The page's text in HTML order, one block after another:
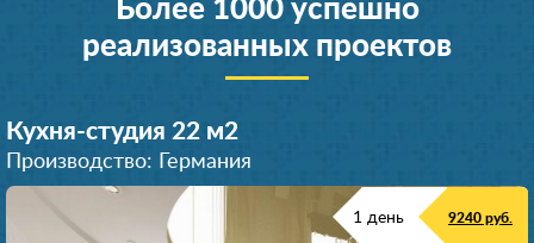
Более 1000 успешно
реализованных проектов
Кухня-студия 22 м2
Производство: Германия
1 день 9240 руб.